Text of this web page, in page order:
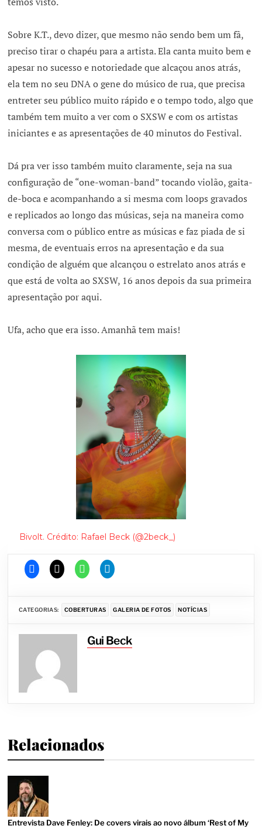
Sobre K.T., devo dizer, que mesmo não sendo bem um fã,
preciso tirar o chapéu para a artista. Ela canta muito bem e
apesar no sucesso e notoriedade que alcaçou anos atrás,
ela tem no seu DNA o gene do músico de rua, que precisa
entreter seu público muito rápido e o tempo todo, algo que
também tem muito a ver com o SXSW e com os artistas
iniciantes e as apresentações de 40 minutos do Festival.
Dá pra ver isso também muito claramente, seja na sua
configuração de “one-woman-band” tocando violão, gaita-
de-boca e acompanhando a si mesma com loops gravados
e replicados ao longo das músicas, seja na maneira como
conversa com o público entre as músicas e faz piada de si
mesma, de eventuais erros na apresentação e da sua
condição de alguém que alcançou o estrelato anos atrás e
que está de volta ao SXSW, 16 anos depois da sua primeira
apresentação por aqui.
Ufa, acho que era isso. Amanhã tem mais!
Bivolt. Crédito: Rafael Beck (@2beck_)
CATEGORIAS: COBERTURAS GALERIA DE FOTOS NOTÍCIAS
Gui Beck
Relacionados
Entrevista Dave Fenley: De covers virais ao novo álbum ‘Rest of My